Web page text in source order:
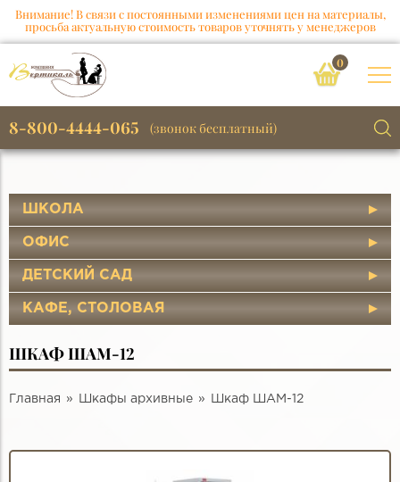
Внимание! В связи с постоянными изменениями цен на материалы,
просьба актуальную стоимость товаров уточнять у менеджеров
0
8-800-4444-065 (звонок бесплатный)
ШКОЛА
ОФИС
ДЕТСКИЙ САД
КАФЕ, СТОЛОВАЯ
ШКАФ ШАМ-12
Главная Шкафы архивные Шкаф ШАМ-12